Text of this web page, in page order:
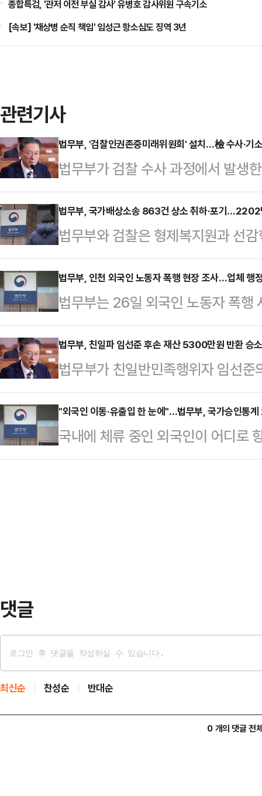
종합특검, '관저 이전 부실 감사' 유병호 감사위원 구속기소
[속보] '채상병 순직 책임' 임성근 항소심도 징역 3년
관련기사
법무부, '검찰인권존중미래위원회' 설치…檢 수사·기
법무부가 검찰 수사 과정에서 발생
위해 검찰인권존중미래위원회(가
성호 법무부 장관은 검찰 수사·기
사건과 관련해 독립적인 외부 위원
상을 확인하도록 지시했다.법무부
에 인권침해점검 태스크포스(TF)
의혹이 제기된 사안들의 진상조사
계신 의혹을 해소하기에 미흡했다"…
법무부, 국가배상소송 863건 상소 취하·포기
법무부와 검찰은 형제복지원과 선
건' 피해자들이 국가를 상대로 낸
소·상고)를 취하하거나 포기했다
경우 지난 달 기준 피해자 756명
하되거나 포기됐다.삼청교육대는
사건)는 97건(904명), 선감학원은
다.법무부는 이에 따라 피해자
금…
법무부, 인천 외국인 노동자 폭행 현장 조사…업체 행
법무부는 26일 외국인 노동자 폭행
업체에 대해 행정 처분을 검토하기
구 가좌동의 한 섬유 제조업체에서
자의 머리채를 잡는 등 폭행했다는
외국인정책본부 소속 이민자 권익
나온 즉시 인천출입국·외국인청과
담을 진행했다.출입국·외국인정책
국인 고용 및 초청 제…
법무부, 친일파 임선준 후손 재산 5300만원 반환 승소
법무부가 친일반민족행위자 임선
대금 부당이득 반환 청구 소송에서
부지방법원은 지난 22일 정부의 청
다.앞서 법무부는 임선준의 후속 A
1993∼2000년 사이 매각된 사실
"외국인 이동·유출입 한 눈에"…법무부, 국가승인통
국내에 체류 중인 외국인이 어디로
통계로 확인할 수 있게 된다.24일
댓글
최신순 찬성순 반대순
0 개의 댓글 전